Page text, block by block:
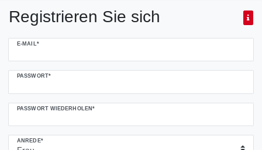
Registrieren Sie sich
E-MAIL*
PASSWORT*
PASSWORT WIEDERHOLEN*
ANREDE*